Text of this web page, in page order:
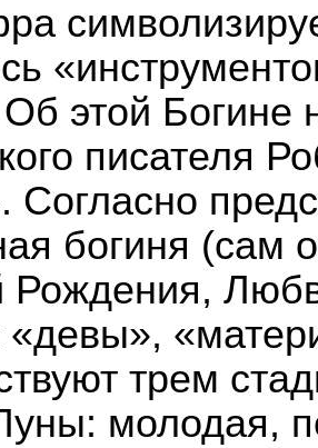
этой Богине
писателя
Согласно
богиня (сам
Рождения,
трем
молодая,